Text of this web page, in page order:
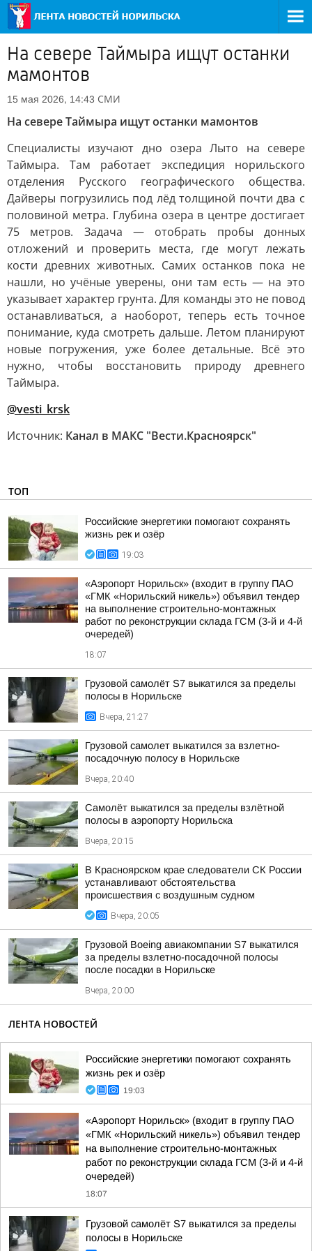
На севере Таймыра ищут останки
мамонтов
15 мая 2026, 14:43 СМИ
На севере Таймыра ищут останки мамонтов
Специалисты изучают дно озера Лыто на севере
Таймыра. Там работает экспедиция норильского
отделения Русского географического общества.
Дайверы погрузились под лёд толщиной почти два с
половиной метра. Глубина озера в центре достигает
75 метров. Задача — отобрать пробы донных
отложений и проверить места, где могут лежать
кости древних животных. Самих останков пока не
нашли, но учёные уверены, они там есть — на это
указывает характер грунта. Для команды это не повод
останавливаться, а наоборот, теперь есть точное
понимание, куда смотреть дальше. Летом планируют
новые погружения, уже более детальные. Всё это
нужно, чтобы восстановить природу древнего
Таймыра.
@vesti_krsk
Источник: Канал в МАКС "Вести.Красноярск"
ТОП
Российские энергетики помогают сохранять
жизнь рек и озёр
19:03
«Аэропорт Норильск» (входит в группу ПАО
«ГМК «Норильский никель») объявил тендер
на выполнение строительно-монтажных
работ по реконструкции склада ГСМ (3-й и 4-й
очередей)
18:07
Грузовой самолёт S7 выкатился за пределы
полосы в Норильске
Вчера, 21:27
Грузовой самолет выкатился за взлетно-
посадочную полосу в Норильске
Вчера, 20:40
Самолёт выкатился за пределы взлётной
полосы в аэропорту Норильска
Вчера, 20:15
В Красноярском крае следователи СК России
устанавливают обстоятельства
происшествия с воздушным судном
Вчера, 20:05
Грузовой Boeing авиакомпании S7 выкатился
за пределы взлетно-посадочной полосы
после посадки в Норильске
Вчера, 20:00
ЛЕНТА НОВОСТЕЙ
Российские энергетики помогают сохранять
жизнь рек и озёр
19:03
«Аэропорт Норильск» (входит в группу ПАО
«ГМК «Норильский никель») объявил тендер
на выполнение строительно-монтажных
работ по реконструкции склада ГСМ (3-й и 4-й
очередей)
18:07
Грузовой самолёт S7 выкатился за пределы
полосы в Норильске